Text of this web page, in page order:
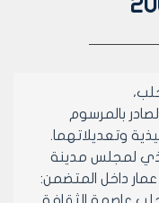
بالمرسوم
لمجلس مدينة
داخل المتضمن: